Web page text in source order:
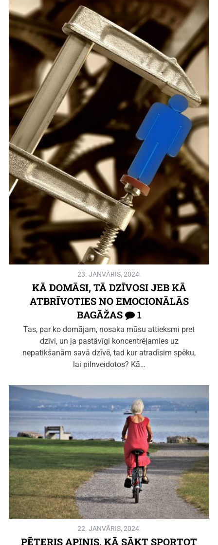
23. JANVĀRIS, 2024.
KĀ DOMĀSI, TĀ DZĪVOSI JEB KĀ
ATBRĪVOTIES NO EMOCIONĀLĀS
BAGĀŽAS
1
Tas, par ko domājam, nosaka mūsu attieksmi pret
dzīvi, un ja pastāvīgi koncentrējamies uz
nepatikšanām savā dzīvē, tad kur atradīsim spēku,
lai pilnveidotos? Kā…
22. JANVĀRIS, 2024.
PĒTERIS APINIS. KĀ SĀKT SPORTOT